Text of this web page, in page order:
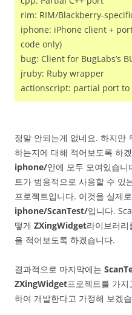
rim: RIM/Blackberry-
iphone: iPhone client +
code only)
bug: Client for BugLabs’s
jruby: Ruby wrapper
actionscript: partial port to
정말 안되는게 없네요. 하지만
하는지에 대해 적어보도록 하
iphone/안에 모두 모여있습니
트가 범용적으로 사용할 수 있
프로젝트입니다. 이것을 실제
iphone/ScanTest/입니다.
떻게 ZXingWidget라이브러리
을 적어보도록 하겠습니다.
결과적으로 마지막에는
ZXingWidget프로젝트를 가
하여 개발한다고 가정해 보겠